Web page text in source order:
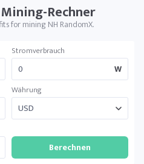
Rechner
for mining NH RandomX.
Stromverbrauch
W
Währung